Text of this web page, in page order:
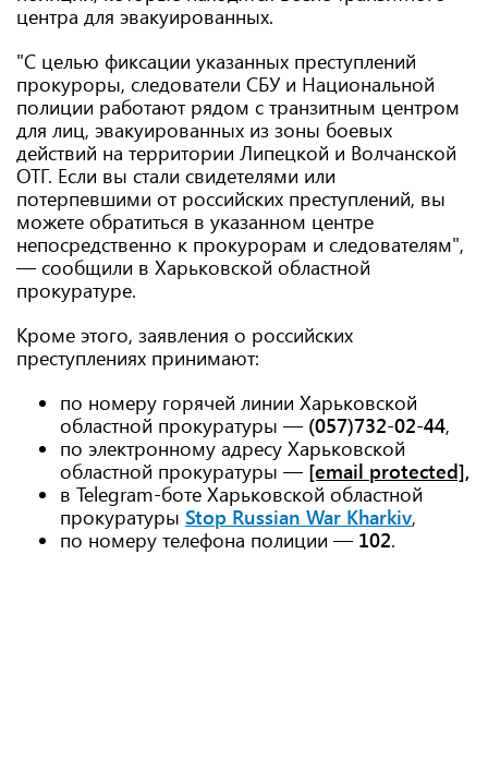
центра для эвакуированных.
"С целью фиксации указанных преступлений
прокуроры, следователи СБУ и Национальной
полиции работают рядом с транзитным центром
для лиц, эвакуированных из зоны боевых
действий на территории Липецкой и Волчанской
ОТГ. Если вы стали свидетелями или
потерпевшими от российских преступлений, вы
можете обратиться в указанном центре
непосредственно к прокурорам и следователям",
— сообщили в Харьковской областной
прокуратуре.
Кроме этого, заявления о российских
преступлениях принимают:
по номеру горячей линии Харьковской
областной прокуратуры — (057)732-02-44,
по электронному адресу Харьковской
областной прокуратуры — [email protected],
в Telegram-боте Харьковской областной
прокуратуры Stop Russian War Kharkiv,
по номеру телефона полиции — 102.